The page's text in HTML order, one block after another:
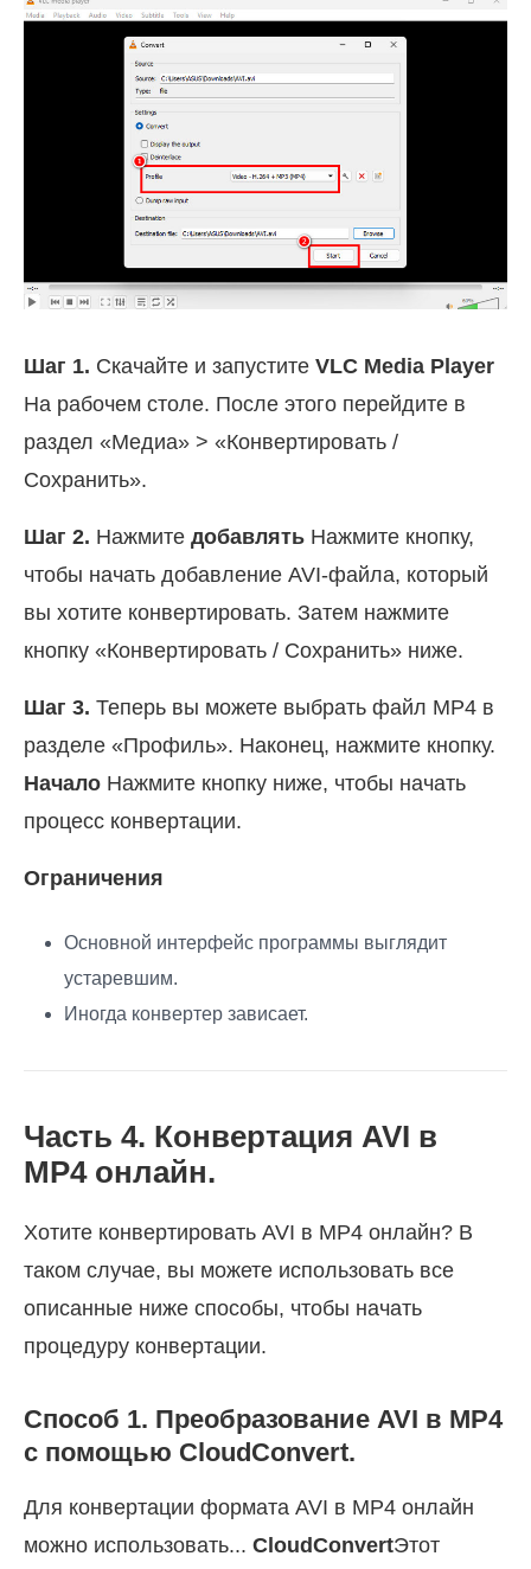
Шаг 1. Скачайте и запустите VLC Media Player
На рабочем столе. После этого перейдите в
раздел «Медиа» > «Конвертировать /
Сохранить».
Шаг 2. Нажмите добавлять Нажмите кнопку,
чтобы начать добавление AVI-файла, который
вы хотите конвертировать. Затем нажмите
кнопку «Конвертировать / Сохранить» ниже.
Шаг 3. Теперь вы можете выбрать файл MP4 в
разделе «Профиль». Наконец, нажмите кнопку.
Начало Нажмите кнопку ниже, чтобы начать
процесс конвертации.
Ограничения
Основной интерфейс программы выглядит
устаревшим.
Иногда конвертер зависает.
Часть 4. Конвертация AVI в
MP4 онлайн.
Хотите конвертировать AVI в MP4 онлайн? В
таком случае, вы можете использовать все
описанные ниже способы, чтобы начать
процедуру конвертации.
Способ 1. Преобразование AVI в MP4
с помощью CloudConvert.
Для конвертации формата AVI в MP4 онлайн
можно использовать... CloudConvertЭтот